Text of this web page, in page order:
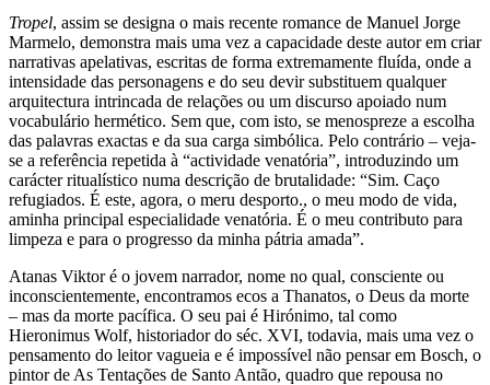
Tropel, assim se designa o mais recente romance de Manuel Jorge
Marmelo, demonstra mais uma vez a capacidade deste autor em criar
narrativas apelativas, escritas de forma extremamente fluída, onde a
intensidade das personagens e do seu devir substituem qualquer
arquitectura intrincada de relações ou um discurso apoiado num
vocabulário hermético. Sem que, com isto, se menospreze a escolha
das palavras exactas e da sua carga simbólica. Pelo contrário – veja-
se a referência repetida à “actividade venatória”, introduzindo um
carácter ritualístico numa descrição de brutalidade: “Sim. Caço
refugiados. É este, agora, o meru desporto., o meu modo de vida,
aminha principal especialidade venatória. É o meu contributo para
limpeza e para o progresso da minha pátria amada”.
Atanas Viktor é o jovem narrador, nome no qual, consciente ou
inconscientemente, encontramos ecos a Thanatos, o Deus da morte
– mas da morte pacífica. O seu pai é Hirónimo, tal como
Hieronimus Wolf, historiador do séc. XVI, todavia, mais uma vez o
pensamento do leitor vagueia e é impossível não pensar em Bosch, o
pintor de As Tentações de Santo Antão, quadro que repousa no